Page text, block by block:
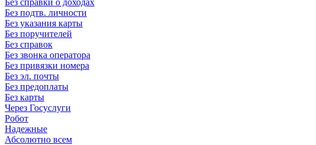
Без подтв. личности
Без указания карты
Без поручителей
Без справок
Без звонка оператора
Без привязки номера
Без эл. почты
Без предоплаты
Без карты
Через Госуслуги
Робот
Надежные
Абсолютно всем